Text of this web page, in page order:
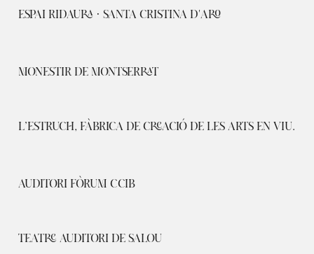
ESPAI RIDAURA · SANTA CRISTINA D'ARO
MONESTIR DE MONTSERRAT
L’ESTRUCH, FÀBRICA DE CREACIÓ DE LES ARTS EN VIU.
AUDITORI FÒRUM CCIB
TEATRE AUDITORI DE SALOU